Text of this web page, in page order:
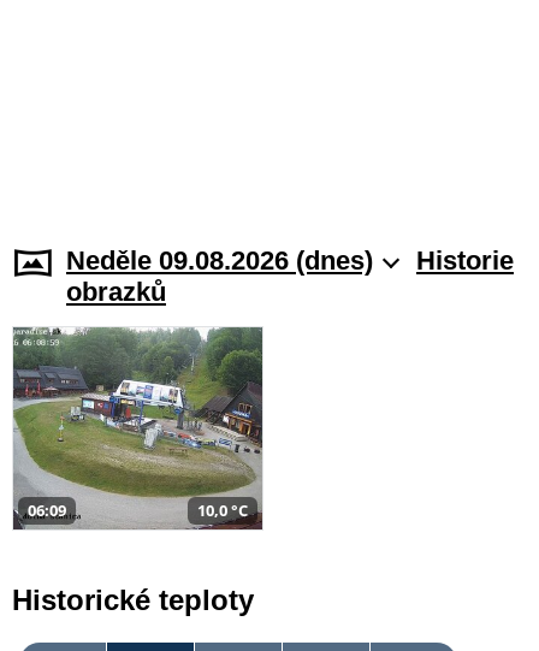
Neděle 09.08.2026 (dnes)
Historie
obrazků
06:09 10,0 °C
Historické teploty